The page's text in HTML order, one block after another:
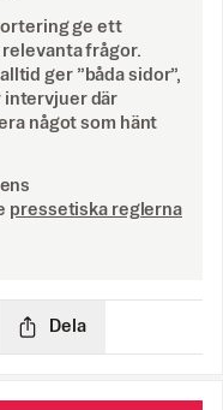
ge ett
frågor.
ger ”båda sidor”,
intervjuer där
något som hänt
pressetiska reglerna
Dela